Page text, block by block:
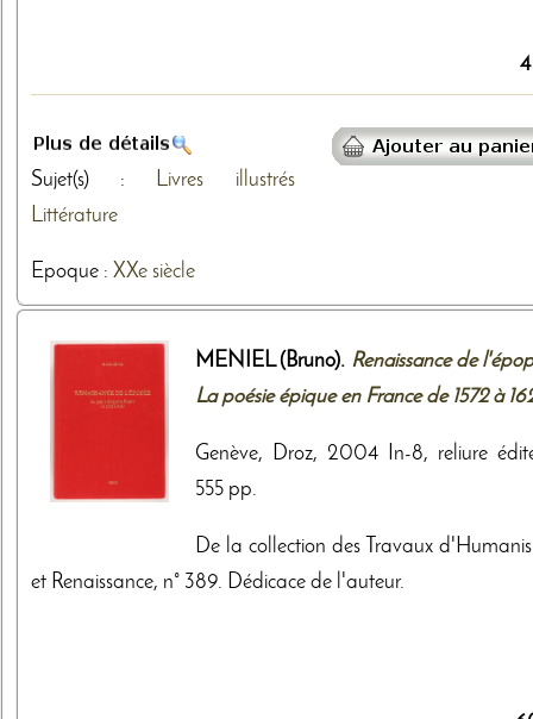
Sujet(s) :
Livres illustrés
Littérature
Epoque : XXe siècle
MENIEL (Bruno). Renaissance de
La poésie épique en France de 1572 à
Genève, Droz, 2004 In-8, reliure
555 pp.
De la collection des Travaux
et Renaissance, n° 389. Dédicace de l'auteur.